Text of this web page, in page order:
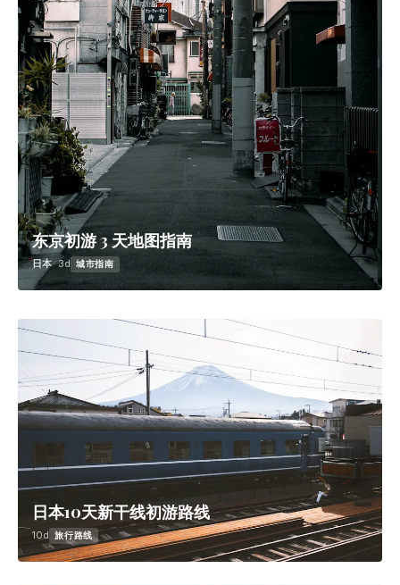
东京初游 3 天地图指南
日本· 3d 城市指南
日本10天新干线初游路线
10d 旅行路线